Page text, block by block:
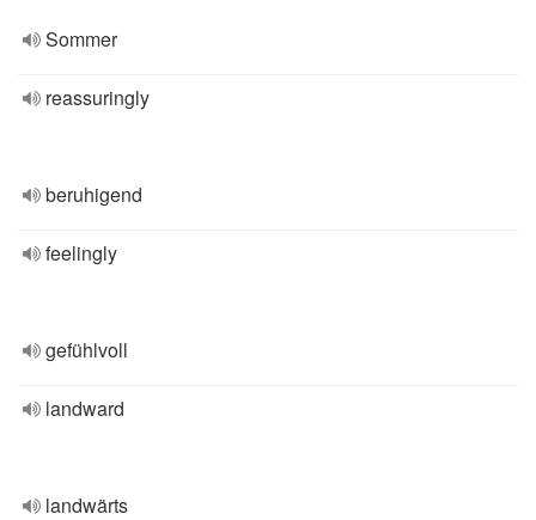
Sommer
reassuringly
beruhigend
feelingly
gefühlvoll
landward
landwärts